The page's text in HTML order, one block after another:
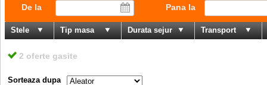
De la Pana la
Stele Tip masa Durata sejur Transport
2 oferte gasite
Sorteaza dupa